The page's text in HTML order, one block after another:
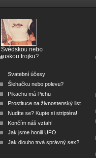
Švédskou nebo
ruskou trojku?
Svatební účesy
Šlehačku nebo polevu?
Pikachu má Pichu
Prostituce na živnostenský list
Nudíte se? Kupte si striptéra!
Končím náš vztah!
Jak jsme honili UFO
Jak dlouho trvá správný sex?